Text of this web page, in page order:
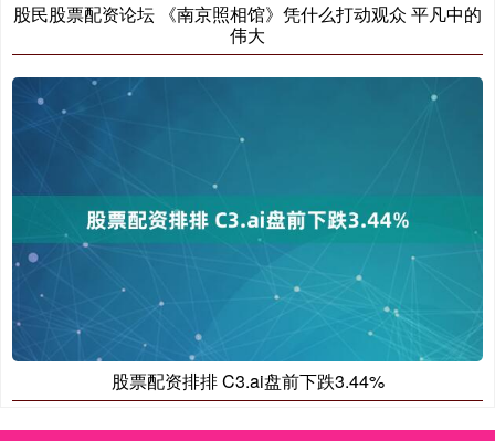
股民股票配资论坛 《南京照相馆》凭什么打动观众 平凡中的
伟大
股票配资排排 C3.ai盘前下跌3.44%